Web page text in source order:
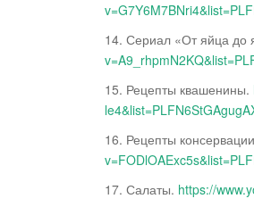
14. Сериал «От яйца до
15. Рецепты квашенины.
16. Рецепты
17. Салаты. https://